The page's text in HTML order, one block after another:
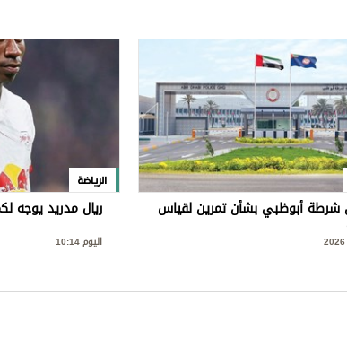
شرطة أبوظبي بشأن تمرين لقياس
الرياضة
ريال مدريد يوجه
اليوم 10:14